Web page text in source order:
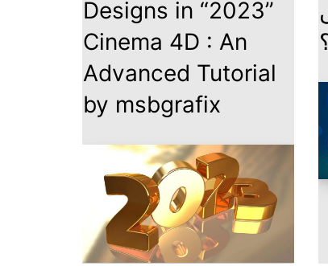
Designs in “2023”
Cinema 4D : An
Advanced Tutorial
by msbgrafix